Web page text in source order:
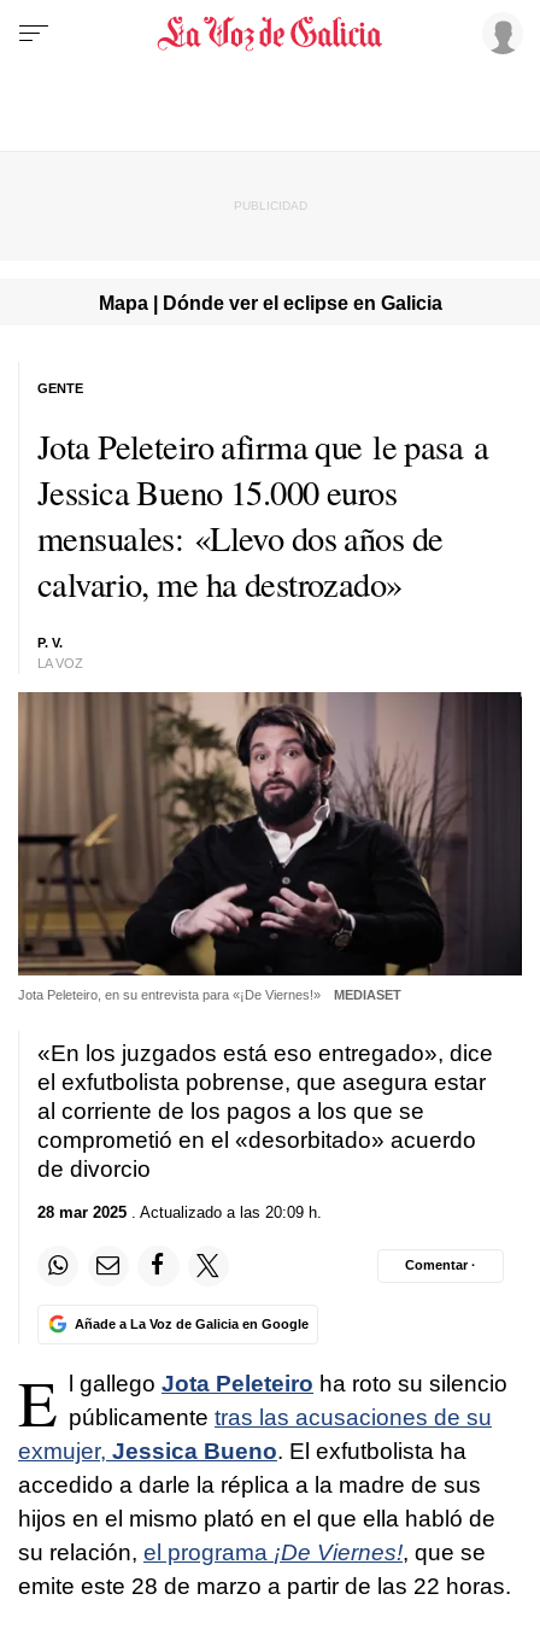
Mapa | Dónde ver el eclipse en Galicia
Jota Peleteiro afirma que le pasa a
Jessica Bueno 15.000 euros
mensuales: «Llevo dos años de
calvario, me ha destrozado»
P. V.
LA VOZ
GENTE
Jota Peleteiro, en su entrevista para «¡De Viernes!» MEDIASET
«En los juzgados está eso entregado», dice
el exfutbolista pobrense, que asegura estar
al corriente de los pagos a los que se
comprometió en el «desorbitado» acuerdo
de divorcio
28 mar 2025 . Actualizado a las 20:09 h.
Añade a La Voz de Galicia en Google
Comentar ·
E l gallego Jota Peleteiro ha roto su silencio
públicamente tras las acusaciones de su
exmujer, Jessica Bueno. El exfutbolista ha
accedido a darle la réplica a la madre de sus
hijos en el mismo plató en el que ella habló de
su relación, el programa ¡De Viernes!, que se
emite este 28 de marzo a partir de las 22 horas.